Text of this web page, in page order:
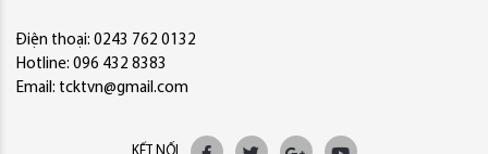
Điện thoại: 0243 762 0132
Hotline: 096 432 8383
Email: tcktvn@gmail.com